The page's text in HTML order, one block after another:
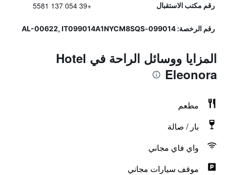
رقم مكتب الاستقبال +39 054 137 5581
رقم الرخصة: 099014-AL-00622, IT099014A1NYCM8SQS
المزايا ووسائل الراحة في Hotel
Eleonora
مطعم
بار / صالة
واي فاي مجاني
موقف سيارات مجاني